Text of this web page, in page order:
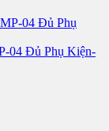
04 Đủ Phụ Kiện-